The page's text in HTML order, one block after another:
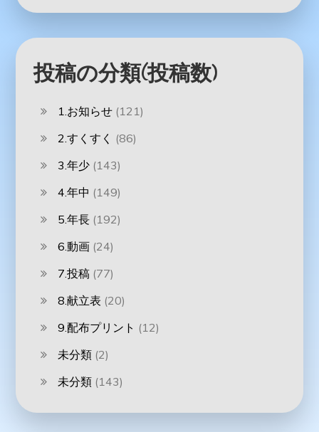
投稿の分類(投稿数)
1.お知らせ (121)
2.すくすく (86)
3.年少 (143)
4.年中 (149)
5.年長 (192)
6.動画 (24)
7.投稿 (77)
8.献立表 (20)
9.配布プリント (12)
未分類 (2)
未分類 (143)